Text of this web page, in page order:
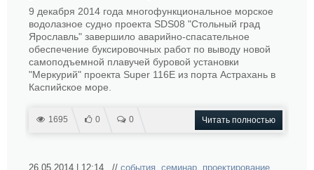
9 декабря 2014 года многофункциональное морское
водолазное судно проекта SDS08 "Стольный град
Ярославль" завершило аварийно-спасательное
обеспечение буксировочных работ по выводу новой
самоподъемной плавучей буровой установки
"Меркурий" проекта Super 116Е из порта Астрахань в
Каспийское море.
1695 0 0 Читать полностью
26.05.2014 | 12:14 // события, семинар, проектирование